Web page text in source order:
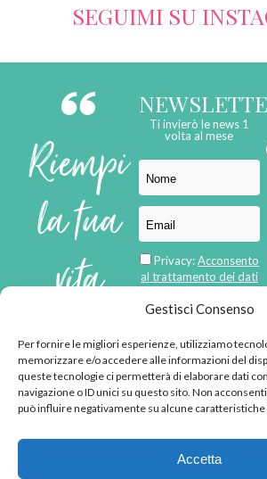
Gestisci Consenso
Per fornire le migliori esperienze, utilizziamo
memorizzare e/o accedere alle informazioni del
queste tecnologie ci permetterà di elaborare dati
navigazione o ID unici su questo sito. Non
può influire negativamente su alcune caratteristiche
Accetta
SEGUIMI SU
Riempi
la tua
vita
di
emozioni
Ti invierò le news 1
volta al mese
Privacy:Acconsento
al trattamento dei dati